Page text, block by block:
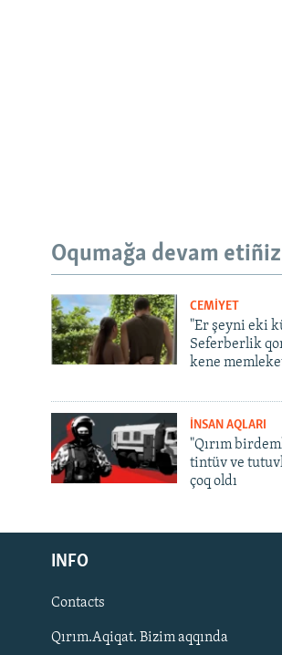
Русский
Українською
QOŞULIÑIZ!
Oqumağa devam etiñiz
CEMİYET
"Er şeyni eki
Seferberlik
kene
İNSAN AQLARI
"Qırım
tintüv ve
çoq oldı
INFO
Contacts
Qırım.Aqiqat. Bizim aqqında